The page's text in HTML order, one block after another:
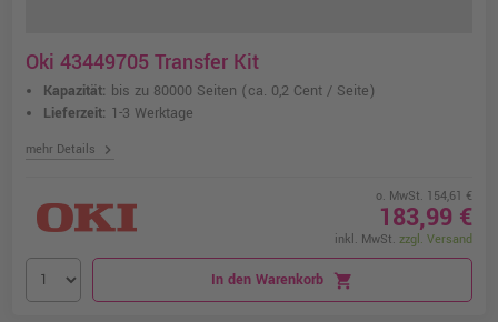
Oki 43449705 Transfer Kit
Kapazität: bis zu 80000 Seiten (ca. 0,2 Cent / Seite)
Lieferzeit: 1-3 Werktage
mehr Details chevron_right
o. MwSt. 154,61 €
183,99 €
inkl. MwSt. zzgl. Versand
In den Warenkorb shopping_cart